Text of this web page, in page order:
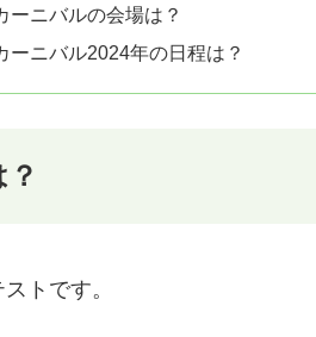
ーニバルの会場は？
ーニバル2024年の日程は？
トです。